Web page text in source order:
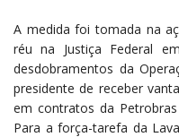
A medida foi tomada na
réu na Justiça Federal
desdobramentos da
presidente de receber
em contratos da
Para a força-tarefa da